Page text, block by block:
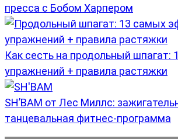
пресса с Бобом Харпером
Как сесть на продольный шпагат:
упражнений + правила растяжки
SH’BAM от Лес Миллс:
танцевальная фитнес-программа